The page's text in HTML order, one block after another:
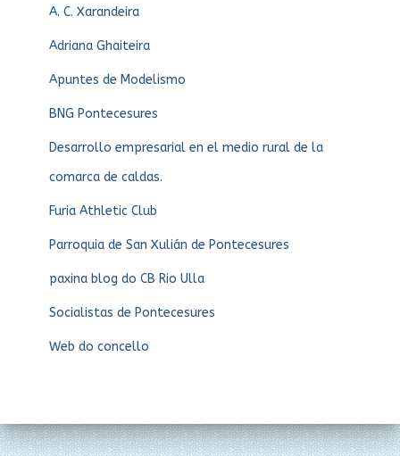
A. C. Xarandeira
Adriana Ghaiteira
Apuntes de Modelismo
BNG Pontecesures
Desarrollo empresarial en el medio rural de la
comarca de caldas.
Furia Athletic Club
Parroquia de San Xulián de Pontecesures
paxina blog do CB Rio Ulla
Socialistas de Pontecesures
Web do concello